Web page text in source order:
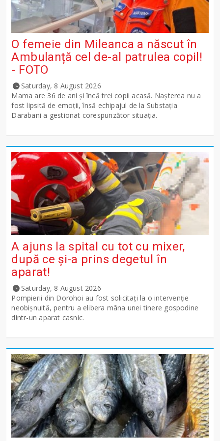
O femeie din Mileanca a născut în
Ambulanță cel de-al patrulea copil!
- FOTO
Saturday, 8 August 2026
Mama are 36 de ani și încă trei copii acasă. Nașterea nu a
fost lipsită de emoții, însă echipajul de la Substația
Darabani a gestionat corespunzător situația.
A ajuns la spital cu tot cu mixer,
după ce și-a prins degetul în
aparat!
Saturday, 8 August 2026
Pompierii din Dorohoi au fost solicitați la o intervenție
neobișnuită, pentru a elibera mâna unei tinere gospodine
dintr-un aparat casnic.